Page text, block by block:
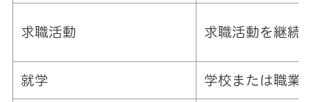
求職活動 求職活動を継続
就学 学校または職業